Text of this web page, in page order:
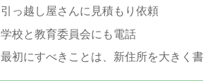
引っ越し屋さんに見積もり依頼
学校と教育委員会にも電話
最初にすべきことは、新住所を大きく